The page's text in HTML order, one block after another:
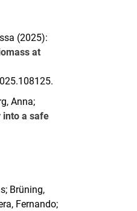
(2025):
at
Anna;
into a safe
Brüning,
Fernando;